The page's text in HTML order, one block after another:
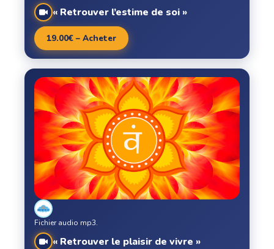
« Retrouver l’estime de soi »
19.00€ – Acheter
« Retrouver le plaisir de vivre »
Fichier audio mp3.